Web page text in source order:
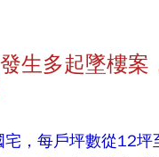
生多起墜樓案
，每戶坪數從12坪